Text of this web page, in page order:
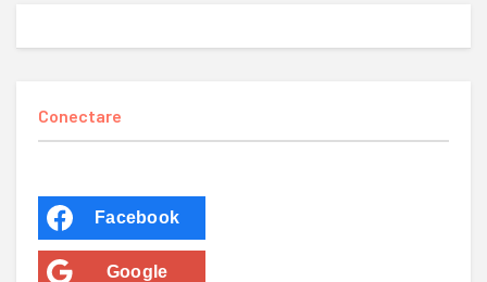
Conectare
Facebook
Google